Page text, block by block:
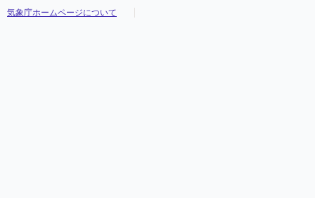
気象庁ホームページについて